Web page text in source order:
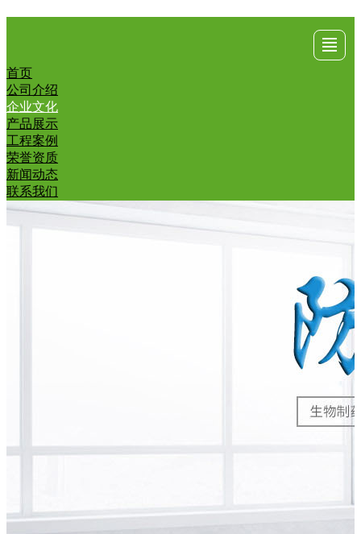
首页
首页
公司介绍
企业文化
产品展示
工程案例
荣誉资质
新闻动态
联系我们